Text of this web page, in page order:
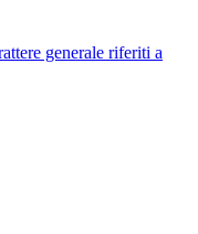
generale riferiti a